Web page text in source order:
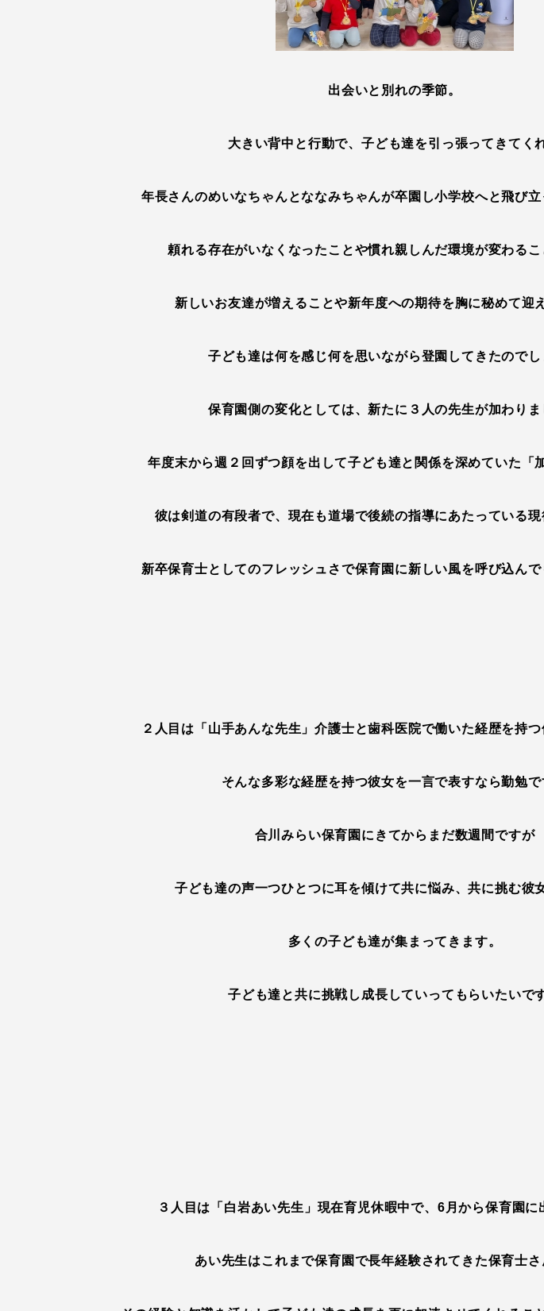
出会いと別れの季節。
大きい背中と行動で、子ども達を引っ張ってきてく
年長さんのめいなちゃんとななみちゃんが卒園し小学校へと飛び立
頼れる存在がいなくなったことや慣れ親しんだ環境が変わるこ
新しいお友達が増えることや新年度への期待を胸に秘めて迎
子ども達は何を感じ何を思いながら登園してきたのでし
保育園側の変化としては、新たに３人の先生が加わりま
年度末から週２回ずつ顔を出して子ども達と関係を深めていた「
彼は剣道の有段者で、現在も道場で後続の指導にあたっている現
新卒保育士としてのフレッシュさで保育園に新しい風を呼び込んで
２人目は「山手あんな先生」介護士と歯科医院で働いた経歴を持つ
そんな多彩な経歴を持つ彼女を一言で表すなら勤勉で
合川みらい保育園にきてからまだ数週間ですが
子ども達の声一つひとつに耳を傾けて共に悩み、共に挑む彼
多くの子ども達が集まってきます。
子ども達と共に挑戦し成長していってもらいたいです
３人目は「白岩あい先生」現在育児休暇中で、6月から保育園に
あい先生はこれまで保育園で長年経験されてきた保育士さ